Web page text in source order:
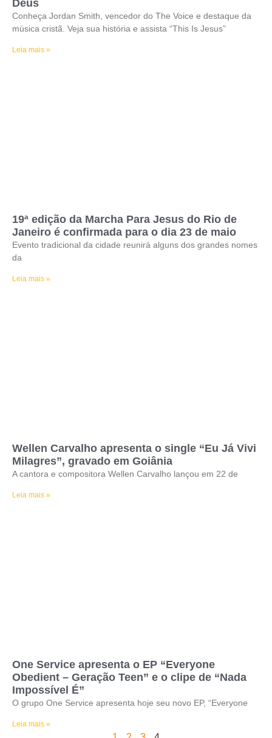
Deus
Conheça Jordan Smith, vencedor do The Voice e destaque da
música cristã. Veja sua história e assista “This Is Jesus”
Leia mais »
19ª edição da Marcha Para Jesus do Rio de
Janeiro é confirmada para o dia 23 de maio
Evento tradicional da cidade reunirá alguns dos grandes nomes
da
Leia mais »
Wellen Carvalho apresenta o single “Eu Já Vivi
Milagres”, gravado em Goiânia
A cantora e compositora Wellen Carvalho lançou em 22 de
Leia mais »
One Service apresenta o EP “Everyone
Obedient – Geração Teen” e o clipe de “Nada
Impossível É”
O grupo One Service apresenta hoje seu novo EP, “Everyone
Leia mais »